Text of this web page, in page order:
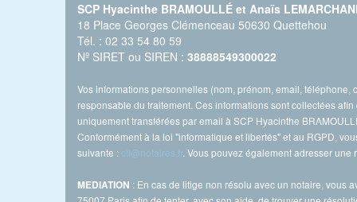
SCP Hyacinthe BRAMOULLÉ et Anaïs
18 Place Georges Clémenceau 50630 Quettehou
Tél. : 02 33 54 80 59
Nº SIRET ou SIREN :38888549300022
Vos informations personnelles (nom, prénom, email,
responsable du traitement. Ces informations sont collectées
uniquement transférées par email à SCP Hyacinthe
Conformément à la loi "informatique et libertés" et au RGPD,
suivante : cil@notaires.fr. Vous pouvez également adresser
MEDIATION : En cas de litige non résolu avec un notaire, vous